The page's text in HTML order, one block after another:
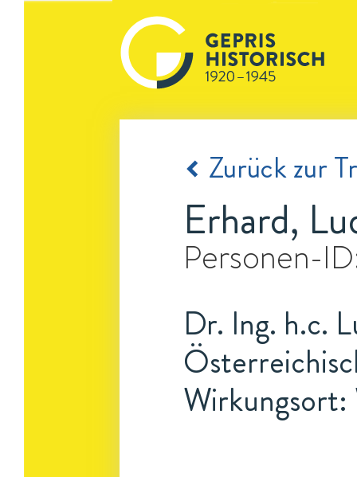
Zurück zur
Erhard,
Personen-
Dr. Ing. h.c.
Wirkungsort: